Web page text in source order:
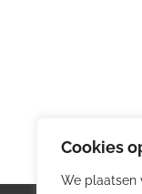
Cookies
We plaatsen